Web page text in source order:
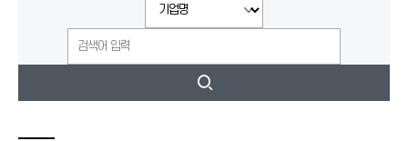
기타운송장비
고무/플라스틱